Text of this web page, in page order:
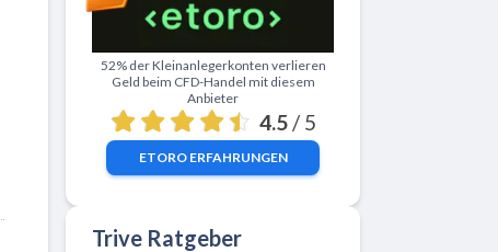
Zu eToro
52% der Kleinanlegerkonten verlieren
Geld beim CFD-Handel mit diesem
Anbieter
4.5 / 5
ETOROERFAHRUNGEN
Trive Ratgeber